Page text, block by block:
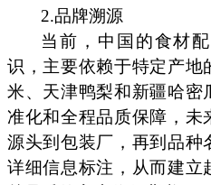
2.品牌溯源
当前，中国的食材
识，主要依赖于特定产地
米、天津鸭梨和新疆哈密
准化和全程品质保障，未
源头到包装厂，再到品种
详细信息标注，从而建立